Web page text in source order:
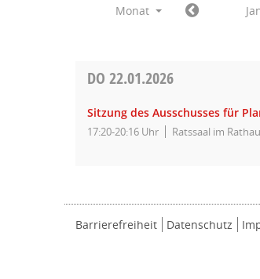
Monat
DO22.01.2026
Sitzung des Ausschusses für
17:20-20:16 Uhr Ratssaal im
Barrierefreiheit Datenschutz